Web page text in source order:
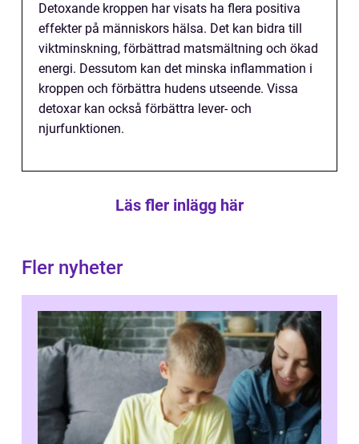
Detoxande kroppen har visats ha flera positiva
effekter på människors hälsa. Det kan bidra till
viktminskning, förbättrad matsmältning och ökad
energi. Dessutom kan det minska inflammation i
kroppen och förbättra hudens utseende. Vissa
detoxar kan också förbättra lever- och
njurfunktionen.
Läs fler inlägg här
Fler nyheter